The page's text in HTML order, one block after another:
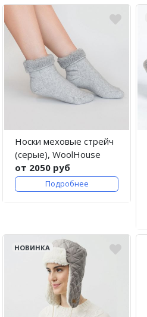
Носки меховые стрейч
(серые), WoolHouse
от 2050 руб
Подробнее
НОВИНКА